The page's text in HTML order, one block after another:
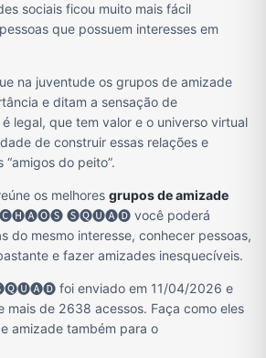
sociais ficou muito mais fácil
que possuem interesses em
na juventude os grupos de amizade
e ditam a sensação de
legal, que tem valor e o universo virtual
de construir essas relações e
do peito”.
os melhores grupos de amizade
🅒🅗🅐🅞🅢 🅢🅠🅤🅐🅓 você poderá
do mesmo interesse, conhecer pessoas,
e fazer amizades inesquecíveis.
foi enviado em 11/04/2026 e
mais de 2638 acessos. Faça como eles
amizade também para o